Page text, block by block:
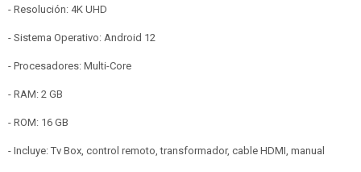
- Resolución: 4K UHD
- Sistema Operativo: Android 12
- Procesadores: Multi-Core
- RAM: 2 GB
- ROM: 16 GB
- Incluye: Tv Box, control remoto, transformador, cable HDMI, manual